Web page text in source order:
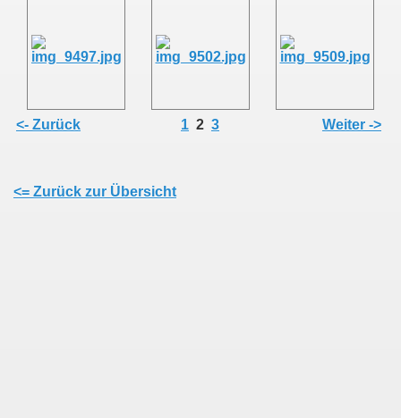
<- Zurück 1 2 3 Weiter ->
<= Zurück zur Übersicht